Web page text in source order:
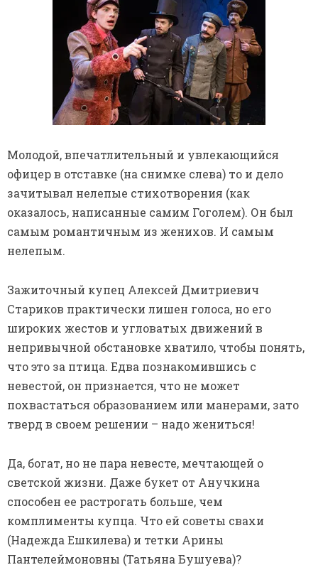
Молодой, впечатлительный и увлекающийся
офицер в отставке (на снимке слева) то и дело
зачитывал нелепые стихотворения (как
оказалось, написанные самим Гоголем). Он был
самым романтичным из женихов. И самым
нелепым.
Зажиточный купец Алексей Дмитриевич
Стариков практически лишен голоса, но его
широких жестов и угловатых движений в
непривычной обстановке хватило, чтобы понять,
что это за птица. Едва познакомившись с
невестой, он признается, что не может
похвастаться образованием или манерами, зато
тверд в своем решении – надо жениться!
Да, богат, но не пара невесте, мечтающей о
светской жизни. Даже букет от Анучкина
способен ее растрогать больше, чем
комплименты купца. Что ей советы свахи
(Надежда Ешкилева) и тетки Арины
Пантелеймоновны (Татьяна Бушуева)?